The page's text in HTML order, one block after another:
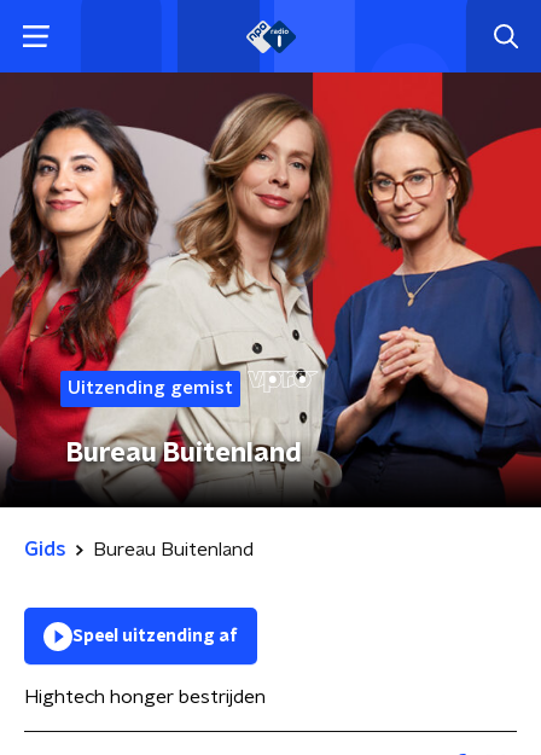
Uitzending gemist
Bureau Buitenland
Gids Bureau Buitenland
Speel uitzending af
Hightech honger bestrijden